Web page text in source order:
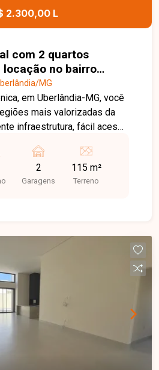
Entre em contato e
2.300,00 L
com 2 quartos
locação no bairro
Uberlândia-MG
MG
em Uberlândia-MG, você
mais valorizadas da
infraestrutura, fácil acesso
farmácias, restaurantes,
comércios,
e qualidade de vida.
com banheiro de apoio
sendo 1 coberta. Os
distribuídos, oferecendo
para o dia a dia. Uma
para quem busca morar
em um dos bairros
Entre em contato
2
Garagens
115 m²
Terreno